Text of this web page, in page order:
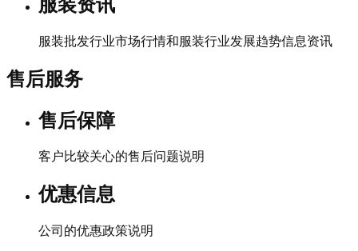
服装资讯
服装批发行业市场行情和服装行业发展趋势信息资讯
售后服务
售后保障
客户比较关心的售后问题说明
优惠信息
公司的优惠政策说明